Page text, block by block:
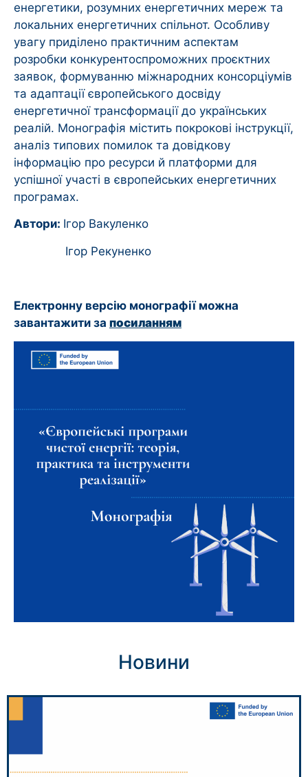
енергетики, розумних енергетичних мереж та
локальних енергетичних спільнот. Особливу
увагу приділено практичним аспектам
розробки конкурентоспроможних проєктних
заявок, формуванню міжнародних консорціумів
та адаптації європейського досвіду
енергетичної трансформації до українських
реалій. Монографія містить покрокові інструкції,
аналіз типових помилок та довідкову
інформацію про ресурси й платформи для
успішної участі в європейських енергетичних
програмах.
Автори: Ігор Вакуленко
Ігор Рекуненко
Електронну версію монографії можна
завантажити за посиланням
Новини